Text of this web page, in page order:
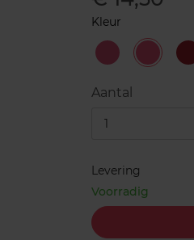
Kleur
#1
Sophisticated
#3
Aantal
1
Levering
Voorradig